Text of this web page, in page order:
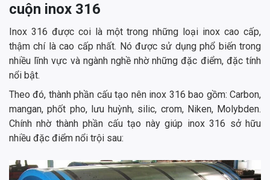
cuộn inox 316
Inox 316 được coi là một trong những loại inox cao cấp,
thậm chí là cao cấp nhất. Nó được sử dụng phổ biến trong
nhiều lĩnh vực và ngành nghề nhờ những đặc điểm, đặc tính
nổi bật.
Theo đó, thành phần cấu tạo nên inox 316 bao gồm: Carbon,
mangan, phốt pho, lưu huỳnh, silic, crom, Niken, Molybden.
Chính nhờ thành phần cấu tạo này giúp inox 316 sở hữu
nhiều đặc điểm nổi trội sau: